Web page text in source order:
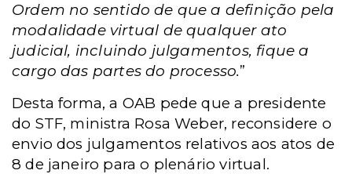
Ordem no sentido de que a definição pela
modalidade virtual de qualquer ato
judicial, incluindo julgamentos, fique a
cargo das partes do processo.”
Desta forma, a OAB pede que a presidente
do STF, ministra Rosa Weber, reconsidere o
envio dos julgamentos relativos aos atos de
8 de janeiro para o plenário virtual.